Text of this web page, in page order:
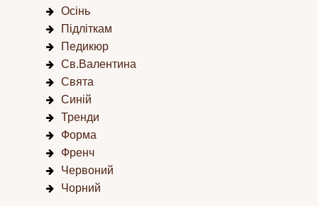
Осінь
Підліткам
Педикюр
Св.Валентина
Свята
Синій
Тренди
Форма
Френч
Червоний
Чорний